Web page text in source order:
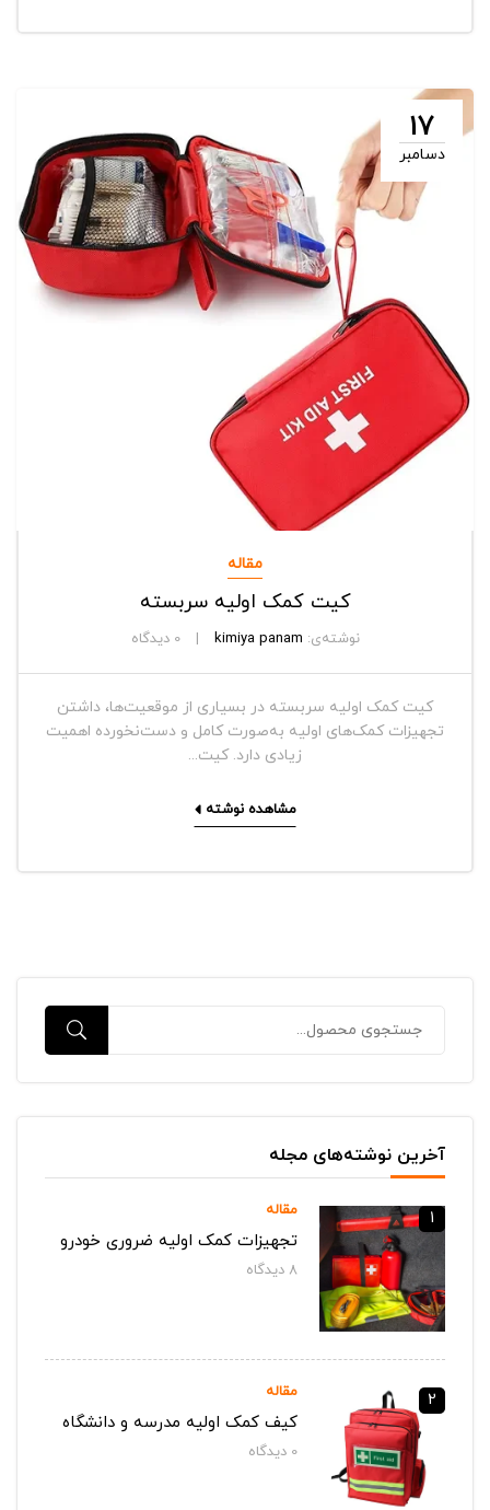
آخرین نوشته‌های مجله
مقاله
تجهیزات کمک اولیه ضروری خودرو
8دیدگاه‌
2 مقاله
کیف کمک اولیه مدرسه و دانشگاه
0دیدگاه‌
17
دسامبر
مقاله
کیت کمک اولیه سربسته
نوشته‌ی: kimiya panam دیدگاه
کیت کمک اولیه سربسته در بسیاری از موقعیت‌ها، داشتن
تجهیزات کمک‌های اولیه به‌صورت کامل و دست‌نخورده اهمیت
زیادی دارد. کیت...
مشاهده نوشته